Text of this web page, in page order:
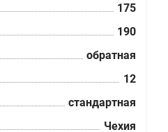
175
190
обратная
12
стандартная
Чехия